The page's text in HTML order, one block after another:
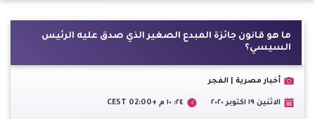
ما هو قانون جائزة المبدع الصغير الذي صدق عليه الرئيس
السيسي؟
أخبار مصرية | الفجر
الاثنين ١٩ اكتوبر ٢٠٢٠ ٢٤: ١٠ م +02:00 CEST